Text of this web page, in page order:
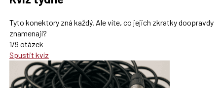
Tyto konektory zná každý. Ale víte, co jejich zkratky doopravdy
znamenají?
1/9 otázek
Spustit kvíz